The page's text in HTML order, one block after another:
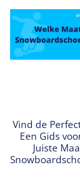
Vind de
Een Gids
Juiste